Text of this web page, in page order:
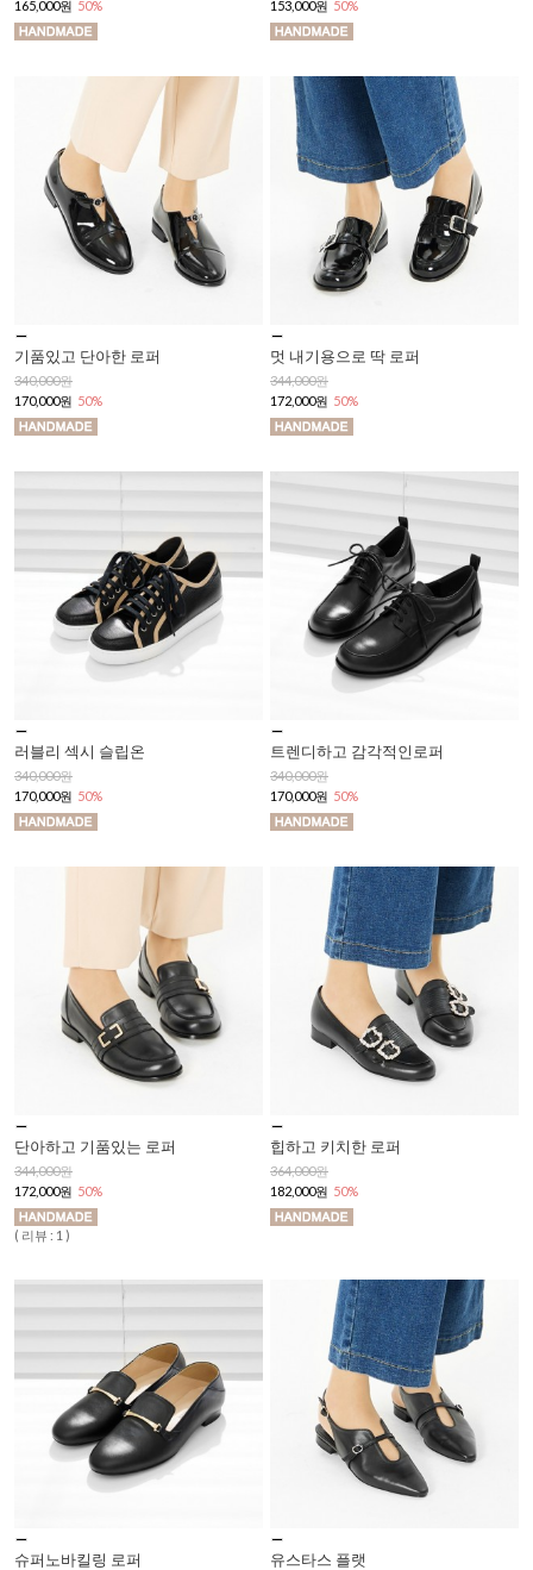
165,000원 50% 153,000원 50%
기품있고 단아한 로퍼
340,000원
170,000원 50%
멋 내기용으로 딱 로퍼
344,000원
172,000원 50%
러블리 섹시 슬립온
340,000원
170,000원 50%
트렌디하고 감각적인로퍼
340,000원
170,000원 50%
단아하고 기품있는 로퍼
344,000원
172,000원 50%
( 리뷰 : 1 )
힙하고 키치한 로퍼
364,000원
182,000원 50%
슈퍼노바킬링 로퍼 유스타스 플랫